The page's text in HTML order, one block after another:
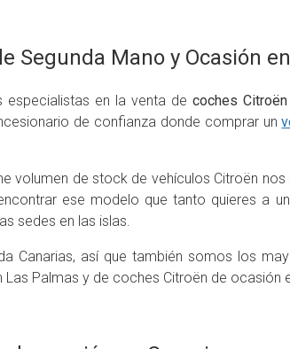
Segunda Mano y Ocasión
en la venta de coches
de confianza donde comprar un
volumen de stock de vehículos Citroën
ese modelo que tanto quieres a
sedes en las islas.
Canarias, así que también somos los
Palmas y de coches Citroën de ocasión